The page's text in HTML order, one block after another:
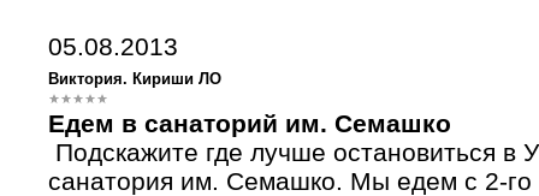
05.08.2013
Виктория. Кириши ЛО
Едем в санаторий им. Семашко
Подскажите где лучше остановиться в
санатория им. Семашко. Мы едем с 2-го